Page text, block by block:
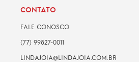
CONTATO
FALE CONOSCO
(77) 99827-0011
LINDAJOIA@LINDAJOIA.COM.BR